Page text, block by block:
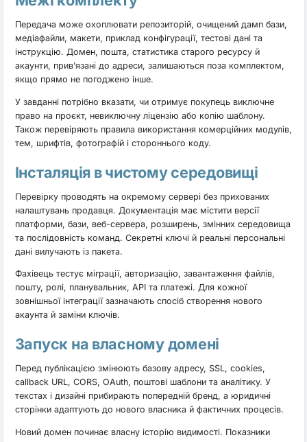
Передача може охоплювати репозиторій, очищений дамп бази,
медіафайли, макети, приклад конфігурації, тестові дані та
інструкцію. Домен, пошта, статистика старого ресурсу й
акаунти, прив’язані до адреси, залишаються поза комплектом,
якщо прямо не погоджено інше.
У завданні потрібно вказати, чи отримує покупець виключне
право на проєкт, невиключну ліцензію або копію шаблону.
Також перевіряють правила використання комерційних модулів,
тем, шрифтів, фотографій і стороннього коду.
Інсталяція в чистому середовищі
Перевірку проводять на окремому сервері без прихованих
налаштувань продавця. Документація має містити версії
платформи, бази, веб-сервера, розширень, змінних середовища
та послідовність команд. Секретні ключі й реальні персональні
дані вилучають із пакета.
Фахівець тестує міграції, авторизацію, завантаження файлів,
пошту, ролі, планувальник, API та платежі. Для кожної
зовнішньої інтеграції зазначають спосіб створення нового
акаунта й заміни ключів.
Запуск на власному домені
Перед публікацією змінюють базову адресу, SSL, cookies,
callback URL, CORS, OAuth, поштові шаблони та аналітику. У
текстах і дизайні прибирають попередній бренд, а юридичні
сторінки адаптують до нового власника й фактичних процесів.
Новий домен починає власну історію видимості. Показники